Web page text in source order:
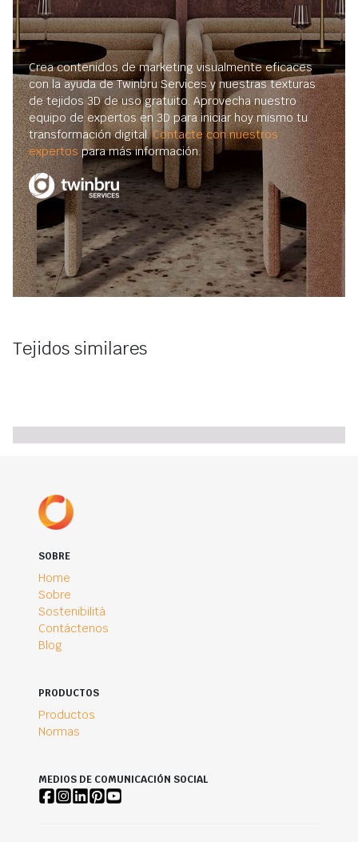
Crea contenidos de marketing visualmente eficaces
con la ayuda de Twinbru Services y nuestras texturas
de tejidos 3D de uso gratuito. Aprovecha nuestro
equipo de expertos en 3D para iniciar hoy mismo tu
transformación digital.Contacte con nuestros
expertos para más información.
Tejidos similares
SOBRE
Home
Sobre
Sostenibilità
Contáctenos
Blog
PRODUCTOS
Productos
Normas
MEDIOS DE COMUNICACIÓN SOCIAL